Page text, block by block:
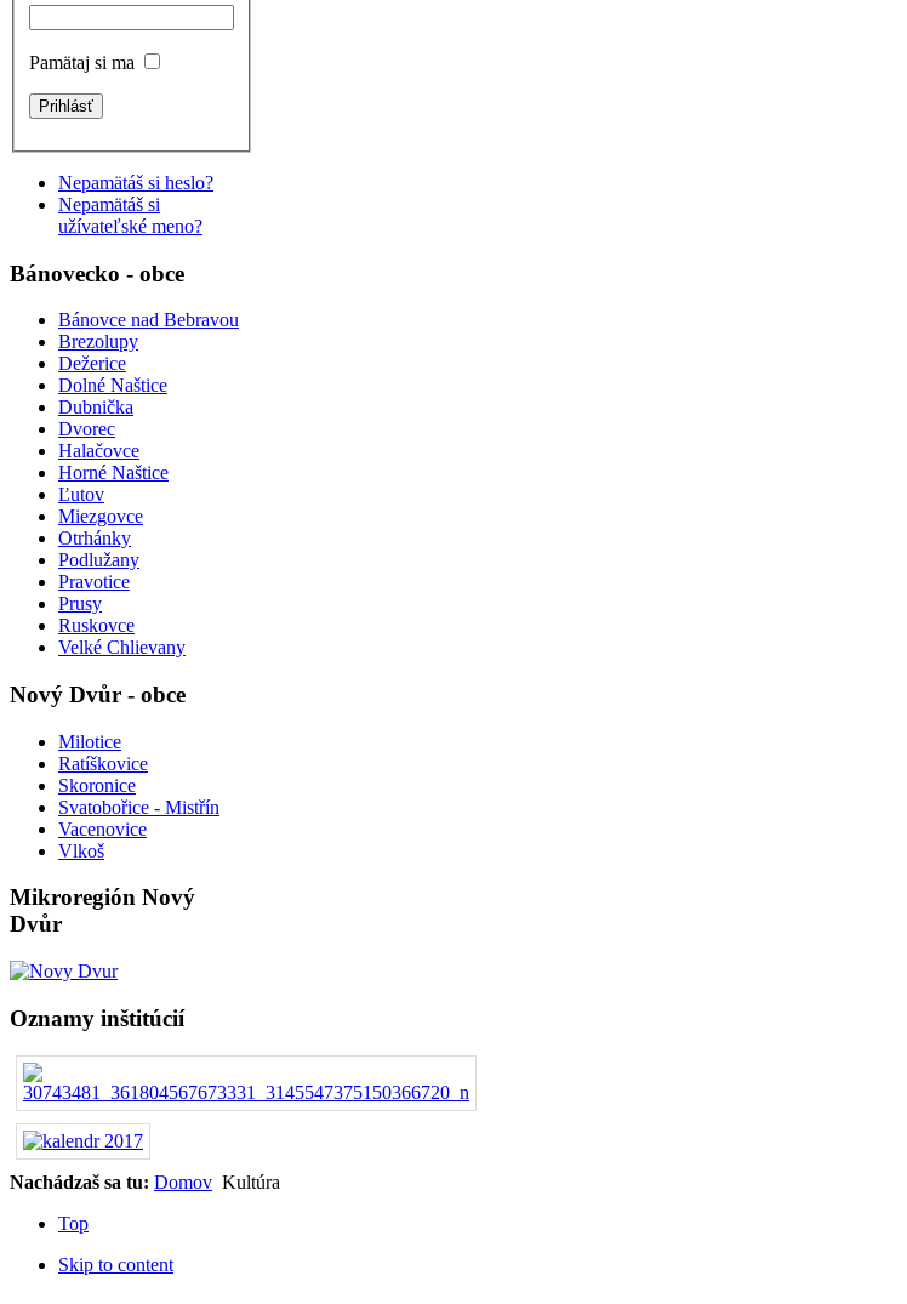
Pamätaj si ma
Nepamätáš si heslo?
Nepamätáš si
užívateľské meno?
Bánovecko - obce
Bánovce nad Bebravou
Brezolupy
Dežerice
Dolné Naštice
Dubnička
Dvorec
Halačovce
Horné Naštice
Ľutov
Miezgovce
Otrhánky
Podlužany
Pravotice
Prusy
Ruskovce
Velké Chlievany
Nový Dvůr - obce
Milotice
Ratíškovice
Skoronice
Svatobořice - Mistřín
Vacenovice
Vlkoš
Mikroregión Nový
Dvůr
Oznamy inštitúcií
Nachádzaš sa tu: Domov Kultúra
Top
Skip to content